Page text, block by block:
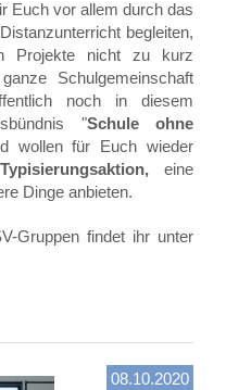
Euch vor allem durch das
begleiten,
Projekte nicht zu kurz
Schulgemeinschaft
noch in diesem
"Schule ohne
wollen für Euch wieder
eine
Dinge anbieten.
Gruppen findet ihr unter
08.10.2020